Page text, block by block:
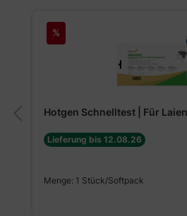
%
Hotgen Schnelltest | Für
Lieferung bis 12.08.26
Menge: 1 Stück/Softpack